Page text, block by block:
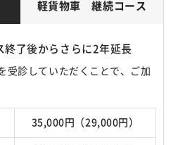
軽貨物車 継続コース
終了後からさらに2年延長
受診していただくことで、ご加
35,000円（29,000円）